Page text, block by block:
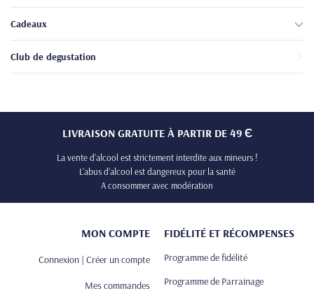
Cadeaux
Club de degustation
LIVRAISON GRATUITE À PARTIR DE 49 Є
La vente d’alcool est strictement interdite aux mineurs !
L’abus d’alcool est dangereux pour la santé
A consommer avec modération
MON COMPTE
Connexion | Créer un compte
Mes commandes
FIDÉLITÉ ET RÉCOMPENSES
Programme de fidélité
Programme de Parrainage